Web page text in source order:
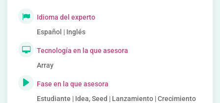
Idioma del experto
Español | Inglés
Tecnología en la que asesora
Array
Fase en la que asesora
Estudiante | Idea, Seed | Lanzamiento | Crecimiento